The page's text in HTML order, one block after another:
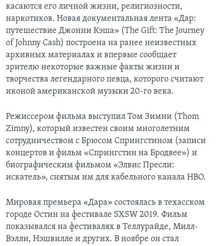
касаются его личной жизни, религиозности,
наркотиков. Новая документальная лента «Дар:
путешествие Джонни Кэша» (The Gift: The Journey
of Johnny Cash) построена на ранее неизвестных
архивных материалах и впервые сообщает
зрителю некоторые важные факты жизни и
творчества легендарного певца, которого считают
иконой американской музыки 20-го века.
Режиссером фильма выступил Том Зимни (Thom
Zimny), который известен своим многолетним
сотрудничеством с Брюсом Спрингстином (записи
концертов и фильм «Спрингстин на Бродвее») и
биографическим фильмом «Элвис Пресли:
искатель», снятым им для кабельного канала HBO.
Мировая премьера «Дара» состоялась в техасском
городе Остин на фестивале SXSW 2019. Фильм
показывался на фестивалях в Теллурайде, Милл-
Вэлли, Нэшвилле и других. В ноябре он стал